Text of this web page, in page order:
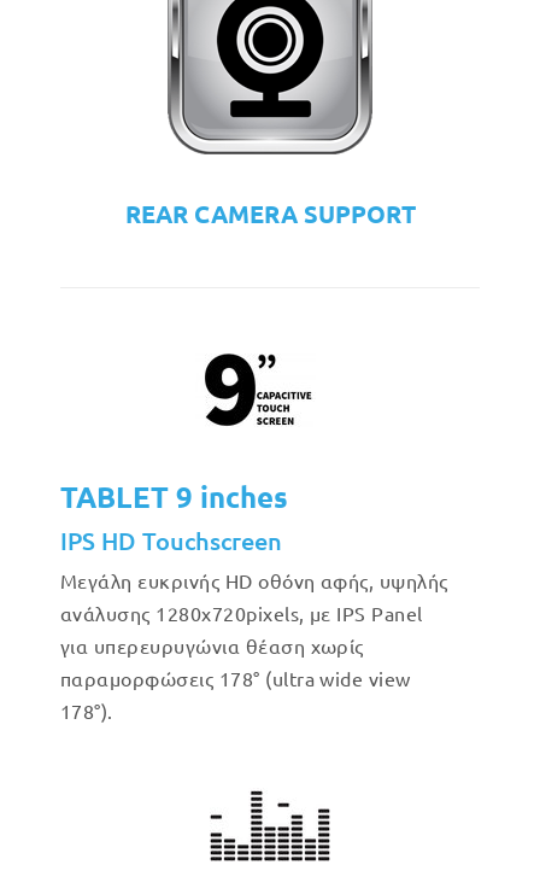
REAR CAMERA SUPPORT
TABLET 9 inches
IPS HD Touchscreen
Μεγάλη ευκρινής HD οθόνη αφής, υψηλής
ανάλυσης 1280x720pixels, με IPS Panel
για υπερευρυγώνια θέαση χωρίς
παραμορφώσεις 178° (ultra wide view
178°).